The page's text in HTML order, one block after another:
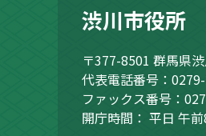
渋川市役所
〒377-8501 群馬県
代表電話番号：
ファックス番号：
開庁時間： 平日 午